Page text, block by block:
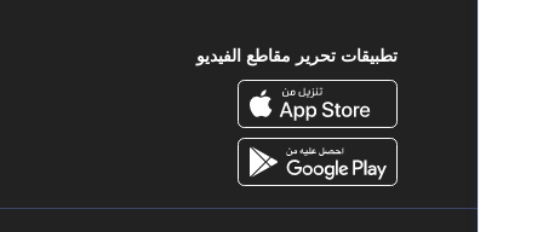
تطبيقات تحرير مقاطع الفيديو